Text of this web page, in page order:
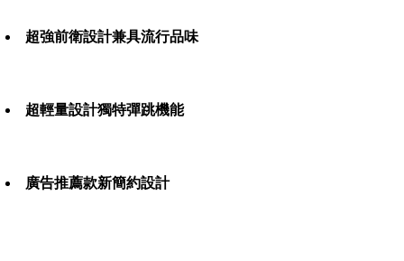
超強前衛設計兼具流行品味
超輕量設計獨特彈跳機能
廣告推薦款新簡約設計